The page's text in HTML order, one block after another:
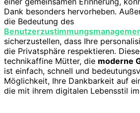
Dank besonders hervorheben.
die Bedeutung des
sicherzustellen, dass Ihre
die Privatsphäre respektieren.
technikaffine Mütter, die moderne
ist einfach, schnell und
Möglichkeit, Ihre Dankbarkeit auf
die mit ihrem digitalen Lebensstil